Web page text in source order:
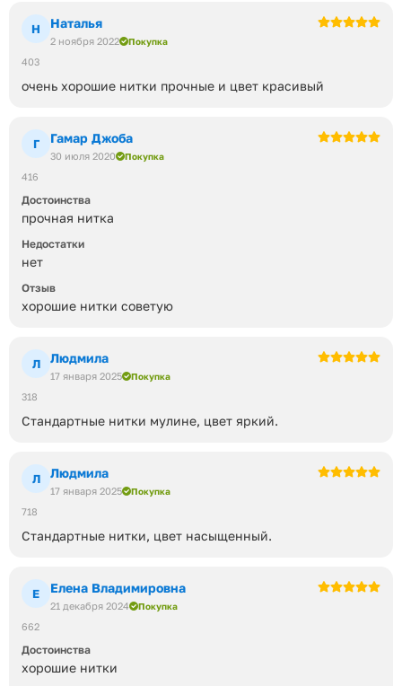
Н Наталья
2 ноября 2022 Покупка
403
очень хорошие нитки прочные и цвет красивый
Г Гамар Джоба
30 июля 2020 Покупка
416
Достоинства
прочная нитка
Недостатки
нет
Отзыв
хорошие нитки советую
Л Людмила
17 января 2025 Покупка
318
Стандартные нитки мулине, цвет яркий.
Л Людмила
17 января 2025 Покупка
718
Стандартные нитки, цвет насыщенный.
Е Елена Владимировна
21 декабря 2024 Покупка
662
Достоинства
хорошие нитки